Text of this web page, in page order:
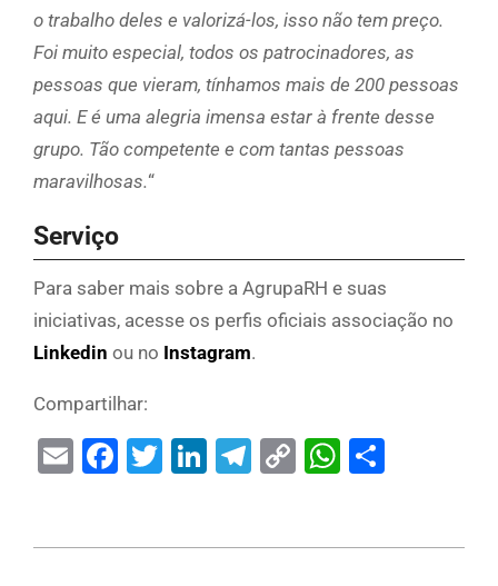
o trabalho deles e valorizá-los, isso não tem preço.
Foi muito especial, todos os patrocinadores, as
pessoas que vieram, tínhamos mais de 200 pessoas
aqui. E é uma alegria imensa estar à frente desse
grupo. Tão competente e com tantas pessoas
maravilhosas.“
Serviço
Para saber mais sobre a AgrupaRH e suas
iniciativas, acesse os perfis oficiais associação no
Linkedin ou no Instagram.
Compartilhar:
EmailFacebook
Twitter
LinkedIn
Telegram
Copy